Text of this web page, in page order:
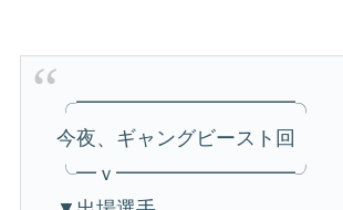
今夜、ギャングビースト回
╰━ｖ━━━━━━━━━╯
▼出場選手